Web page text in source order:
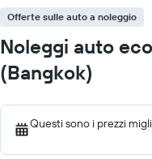
Offerte sulle auto a noleggio
Noleggi auto
(Bangkok)
Questi sono i prezzi